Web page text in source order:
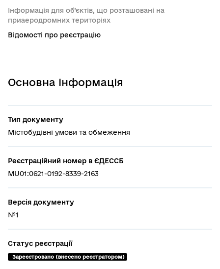
Основна інформація
Тип документу
Містобудівні умови та обмеження
Реєстраційний номер в ЄДЕССБ
MU01:0621-0192-8339-2163
Версія документу
№1
Статус реєстрації
Зареєстровано (внесено реєстратором)
Інформація для об’єктів, що розташовані на
приаеродромних територіях
Відомості про реєстрацію